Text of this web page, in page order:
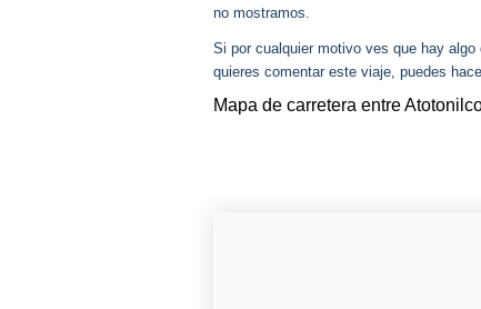
no mostramos.
Si por cualquier motivo ves que hay
quieres comentar este viaje, puedes
Mapa de carretera entre